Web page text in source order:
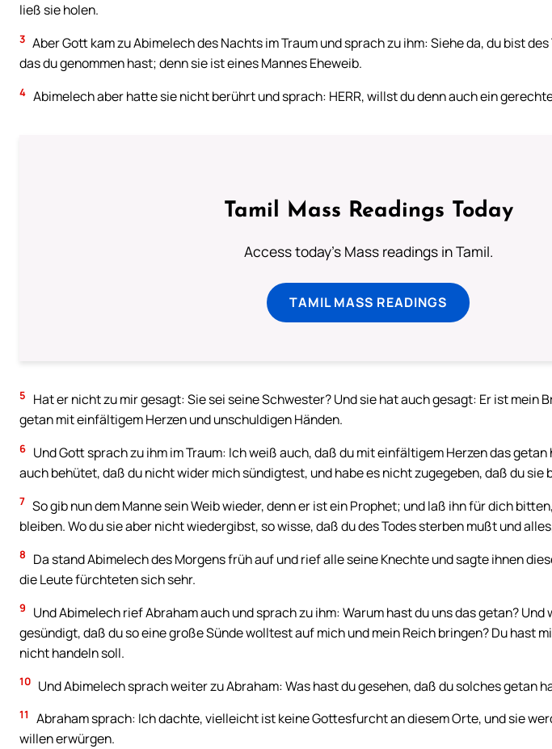
ließ sie holen.
3 Aber Gott kam zu Abimelech des Nachts im Traum und sprach zu ihm: Siehe da, du bist
das du genommen hast; denn sie ist eines Mannes Eheweib.
4 Abimelech aber hatte sie nicht berührt und sprach: HERR, willst du denn auch ein
Tamil Mass Readings Today
Access today's Mass readings in Tamil.
TAMIL MASS READINGS
5
Hat er nicht zu mir gesagt: Sie sei seine Schwester? Und sie hat auch gesagt: Er ist mein
getan mit einfältigem Herzen und unschuldigen Händen.
6 Und Gott sprach zu ihm im Traum: Ich weiß auch, daß du mit einfältigem Herzen das
auch behütet, daß du nicht wider mich sündigtest, und habe es nicht zugegeben, daß du sie
7 So gib nun dem Manne sein Weib wieder, denn er ist ein Prophet; und laß ihn für dich
bleiben. Wo du sie aber nicht wiedergibst, so wisse, daß du des Todes sterben mußt und
8
Da stand Abimelech des Morgens früh auf und rief alle seine Knechte und sagte ihnen
die Leute fürchteten sich sehr.
9
Und Abimelech rief Abraham auch und sprach zu ihm: Warum hast du uns das getan? Und
gesündigt, daß du so eine große Sünde wolltest auf mich und mein Reich bringen? Du hast
nicht handeln soll.
10 Und Abimelech sprach weiter zu Abraham: Was hast du gesehen, daß du solches getan
11
Abraham sprach: Ich dachte, vielleicht ist keine Gottesfurcht an diesem Orte, und sie
willen erwürgen.